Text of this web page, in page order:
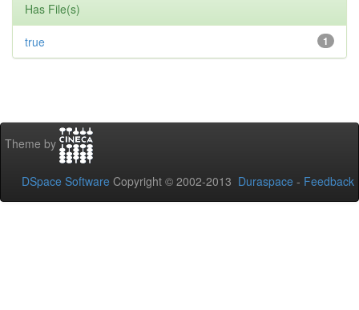
Has File(s)
1
true
Theme by
DSpace Software Copyright © 2002-2013 Duraspace - Feedback